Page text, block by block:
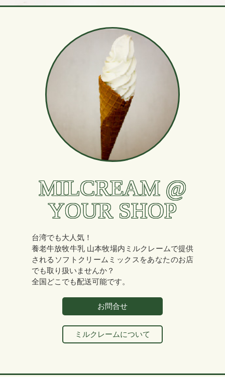
MILCREAM @
YOUR SHOP
台湾でも大人気！
養老牛放牧牛乳 山本牧場内ミルクレームで提供
されるソフトクリームミックスをあなたのお店
でも取り扱いませんか？
全国どこでも配送可能です。
お問合せ
ミルクレームについて